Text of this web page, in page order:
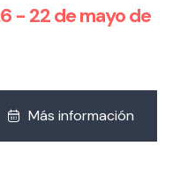
- 22 de mayo de
Más información